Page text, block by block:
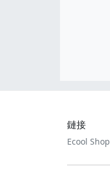
鏈接
Ecool Shop